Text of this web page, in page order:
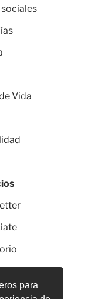
para
sociales
Vida